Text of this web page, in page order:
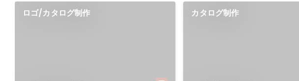
ロゴ/カタログ制作 カタログ制作